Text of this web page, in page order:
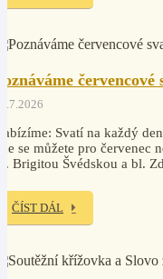
červencové
Svatí na každý
se můžete pro červenec
Brigitou Švédskou a bl.
ČÍST DÁL